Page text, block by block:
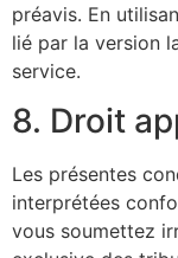
préavis. En
lié par la version
service.
8. Droit
Les présentes
interprétées
vous soumettez